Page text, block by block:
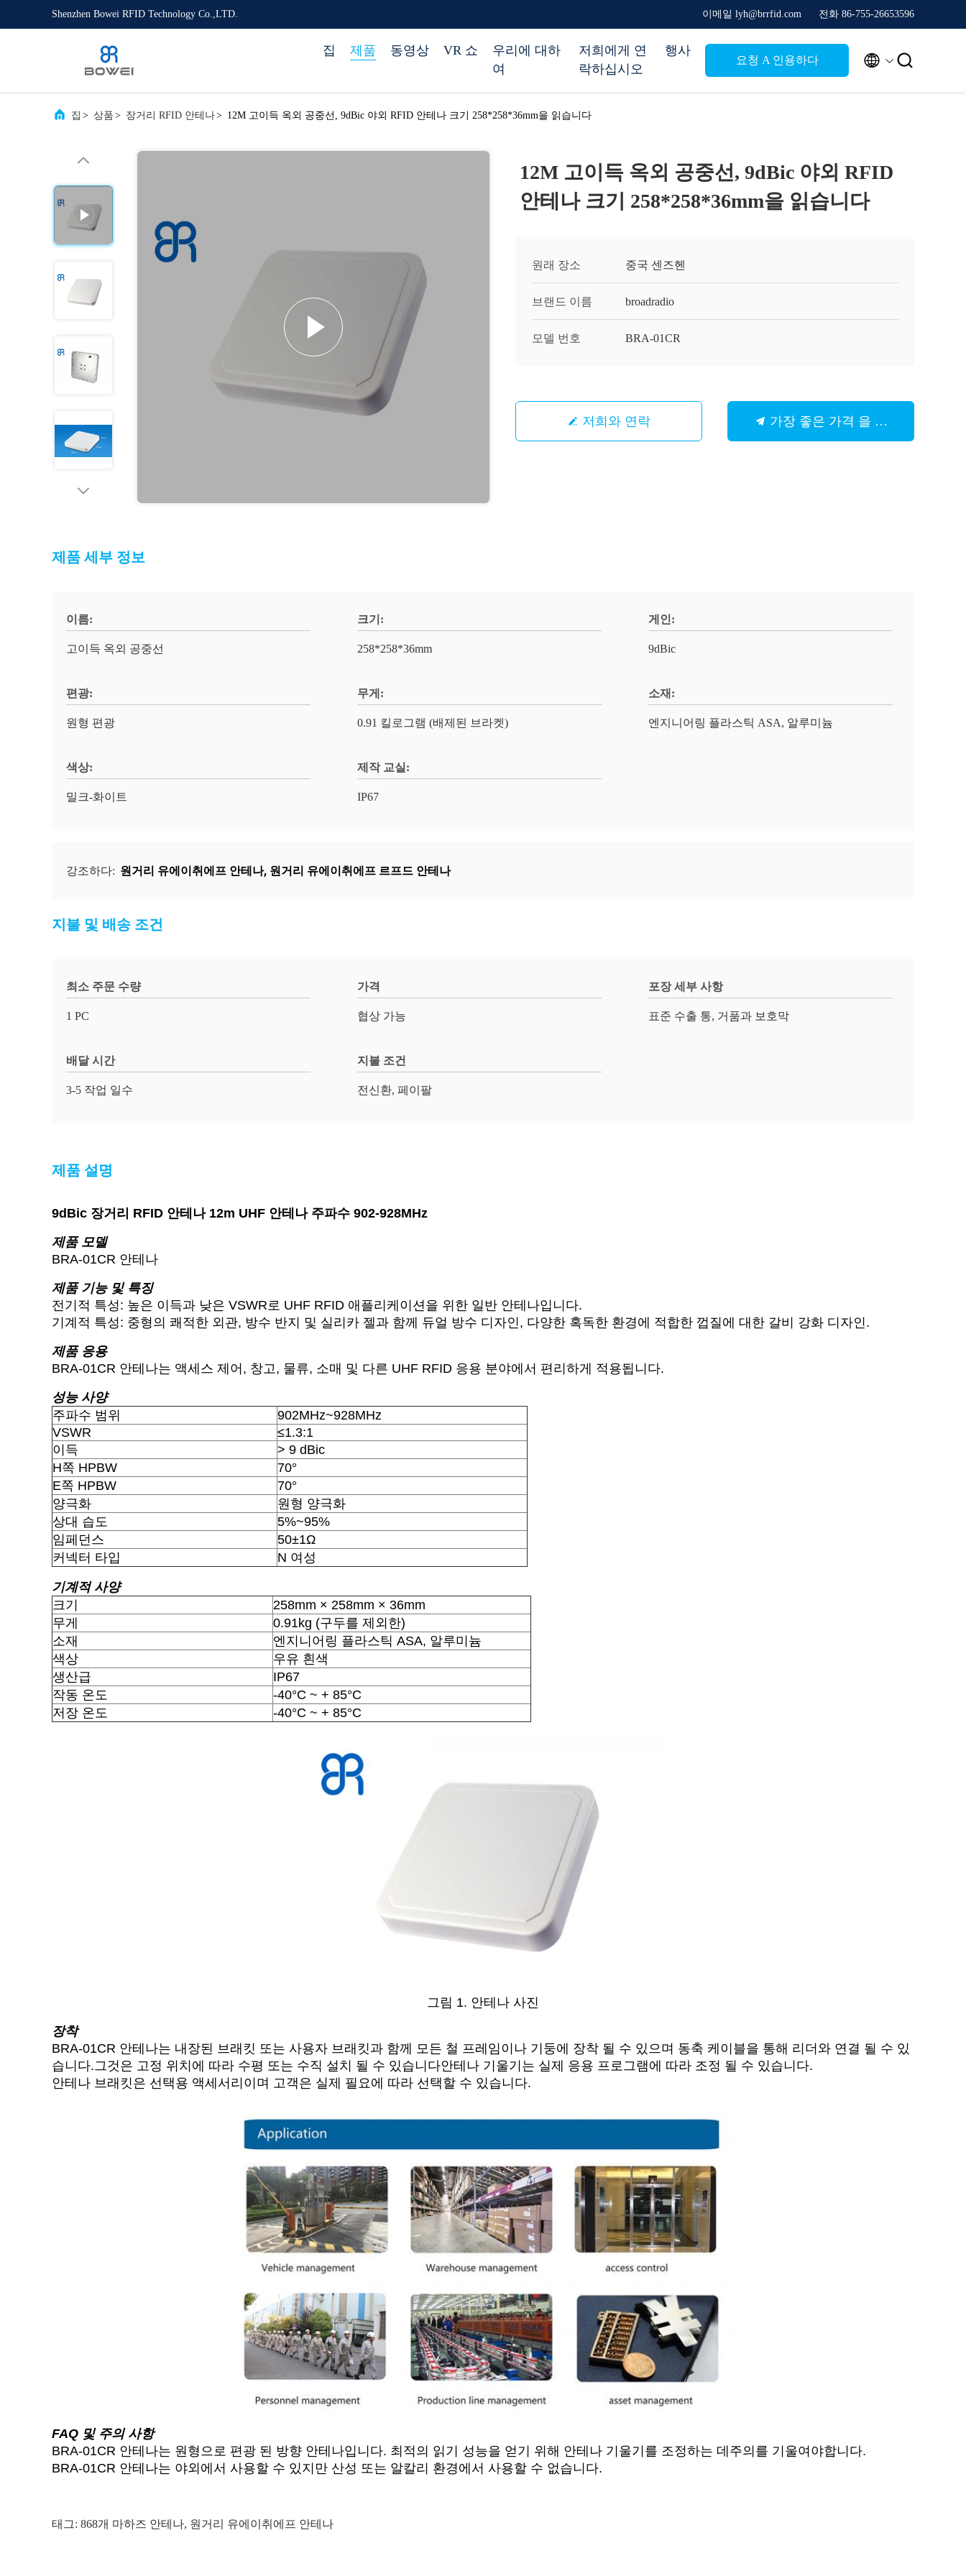
Shenzhen Bowei RFID Technology Co.,LTD. 이메일 lyh@brrfid.com 전화 86-755-26653596
집 제품 동영상 VR 쇼
우리에 대하
여
저희에게 연
락하십시오
행사
요청 A 인용하다  
집 > 상품 > 장거리 RFID 안테나> 12M 고이득 옥외 공중선, 9dBic 야외 RFID 안테나 크기 258*258*36mm을 읽습니다
12M 고이득 옥외 공중선, 9dBic 야외 RFID
안테나 크기 258*258*36mm을 읽습니다
원래 장소 중국 센즈헨
브랜드 이름 broadradio
모델 번호 BRA-01CR
저희와 연락 가장 좋은 가격 을 구하라
제품 세부 정보
이름:
고이득 옥외 공중선
크기:
258*258*36mm
게인:
9dBic
편광:
원형 편광
무게:
0.91 킬로그램 (배제된 브라켓)
소재:
엔지니어링 플라스틱 ASA, 알루미늄
색상:
밀크-화이트
제작 교실:
IP67
강조하다: 원거리 유에이취에프 안테나, 원거리 유에이취에프 르프드 안테나
지불 및 배송 조건
최소 주문 수량
1 PC
가격
협상 가능
포장 세부 사항
표준 수출 통, 거품과 보호막
배달 시간
3-5 작업 일수
지불 조건
전신환, 페이팔
제품 설명
9dBic 장거리 RFID 안테나 12m UHF 안테나 주파수 902-928MHz
제품 모델
BRA-01CR 안테나
제품 기능 및 특징
전기적 특성: 높은 이득과 낮은 VSWR로 UHF RFID 애플리케이션을 위한 일반 안테나입니다.
기계적 특성: 중형의 쾌적한 외관, 방수 반지 및 실리카 젤과 함께 듀얼 방수 디자인, 다양한 혹독한 환경에 적합한 껍질에 대한 갈비 강화 디자인.
제품 응용
BRA-01CR 안테나는 액세스 제어, 창고, 물류, 소매 및 다른 UHF RFID 응용 분야에서 편리하게 적용됩니다.
성능 사양
주파수 범위
902MHz~928MHz
VSWR
≤1.3:1
이득
> 9 dBic
H쪽 HPBW
70°
E쪽 HPBW
70°
양극화
원형 양극화
상대 습도
5%~95%
임페던스
50±1Ω
커넥터 타입
N 여성
기계적 사양
크기
258mm × 258mm × 36mm
무게
0.91kg (구두를 제외한)
소재
엔지니어링 플라스틱 ASA, 알루미늄
색상
우유 흰색
생산급
IP67
작동 온도
-40°C ~ + 85°C
저장 온도
-40°C ~ + 85°C
그림 1. 안테나 사진
장착
BRA-01CR 안테나는 내장된 브래킷 또는 사용자 브래킷과 함께 모든 철 프레임이나 기둥에 장착 될 수 있으며 동축 케이블을 통해 리더와 연결 될 수 있
습니다.그것은 고정 위치에 따라 수평 또는 수직 설치 될 수 있습니다안테나 기울기는 실제 응용 프로그램에 따라 조정 될 수 있습니다.
안테나 브래킷은 선택용 액세서리이며 고객은 실제 필요에 따라 선택할 수 있습니다.
FAQ 및 주의 사항
BRA-01CR 안테나는 원형으로 편광 된 방향 안테나입니다. 최적의 읽기 성능을 얻기 위해 안테나 기울기를 조정하는 데주의를 기울여야합니다.
BRA-01CR 안테나는 야외에서 사용할 수 있지만 산성 또는 알칼리 환경에서 사용할 수 없습니다.
태그: 868개 마하즈 안테나, 원거리 유에이취에프 안테나